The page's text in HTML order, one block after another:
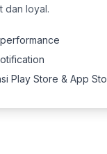
dan loyal.
Play Store & App